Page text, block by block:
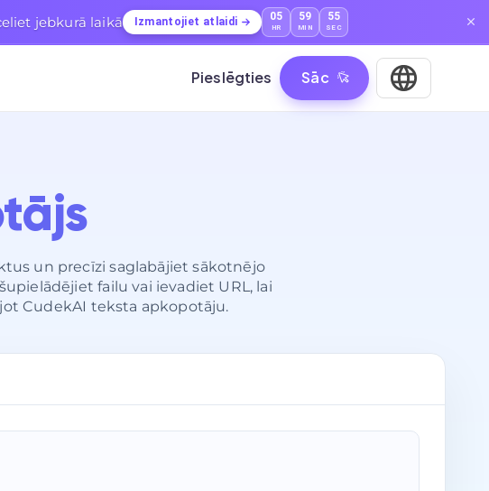
jebkurā laikā Izmantojiet atlaidi 05
HR
59
MIN
54
SEC
Pieslēgties Sāc
un precīzi saglabājiet sākotnējo
failu vai ievadiet URL, lai
CudekAI teksta apkopotāju.